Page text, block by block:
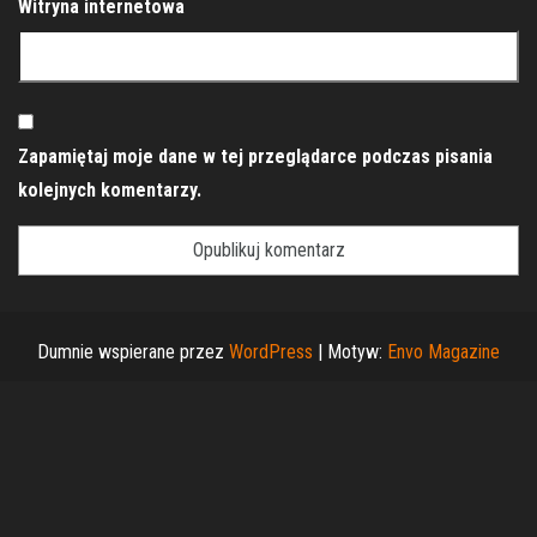
Witryna internetowa
Zapamiętaj moje dane w tej przeglądarce podczas pisania
kolejnych komentarzy.
Dumnie wspierane przez WordPress | Motyw: Envo Magazine